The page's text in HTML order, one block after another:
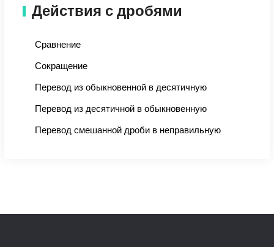
Действия с дробями
Сравнение
Сокращение
Перевод из обыкновенной в десятичную
Перевод из десятичной в обыкновенную
Перевод смешанной дроби в неправильную